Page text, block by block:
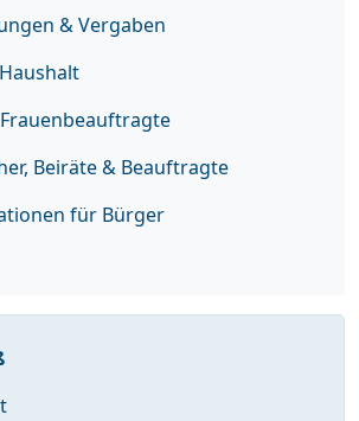
& Vergaben
Beiräte & Beauftragte
für Bürger